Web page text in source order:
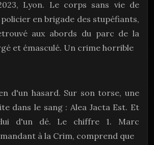
Lyon. Le corps sans vie de
en brigade des stupéfiants,
aux abords du parc de la
et émasculé. Un crime horrible
d'un hasard. Sur son torse, une
dans le sang : Alea Jacta Est. Et
d'un dé. Le chiffre 1. Marc
à la Crim, comprend que